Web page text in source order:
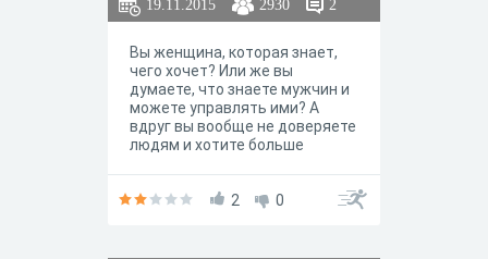
19.11.2015 2930 2
Вы женщина, которая знает,
чего хочет? Или же вы
думаете, что знаете мужчин и
можете управлять ими? А
вдруг вы вообще не доверяете
людям и хотите больше
небольшого теста.
2 0